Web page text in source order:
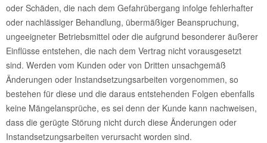
oder Schäden, die nach dem Gefahrübergang infolge fehlerhafter
oder nachlässiger Behandlung, übermäßiger Beanspruchung,
ungeeigneter Betriebsmittel oder die aufgrund besonderer äußerer
Einflüsse entstehen, die nach dem Vertrag nicht vorausgesetzt
sind. Werden vom Kunden oder von Dritten unsachgemäß
Änderungen oder Instandsetzungsarbeiten vorgenommen, so
bestehen für diese und die daraus entstehenden Folgen ebenfalls
keine Mängelansprüche, es sei denn der Kunde kann nachweisen,
dass die gerügte Störung nicht durch diese Änderungen oder
Instandsetzungsarbeiten verursacht worden sind.